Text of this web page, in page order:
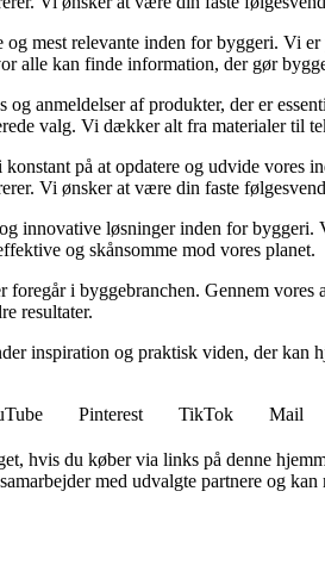
mest relevante inden for byggeri. Vi
alle kan finde information, der gør
anmeldelser af produkter, der er
valg. Vi dækker alt fra materialer til
på at opdatere og udvide vores
Vi ønsker at være din faste
innovative løsninger inden for
og skånsomme mod vores planet.
i byggebranchen. Gennem
resultater.
inspiration og praktisk viden, der kan
Pinterest TikTok Mail
hvis du køber via links på denne
med udvalgte partnere og